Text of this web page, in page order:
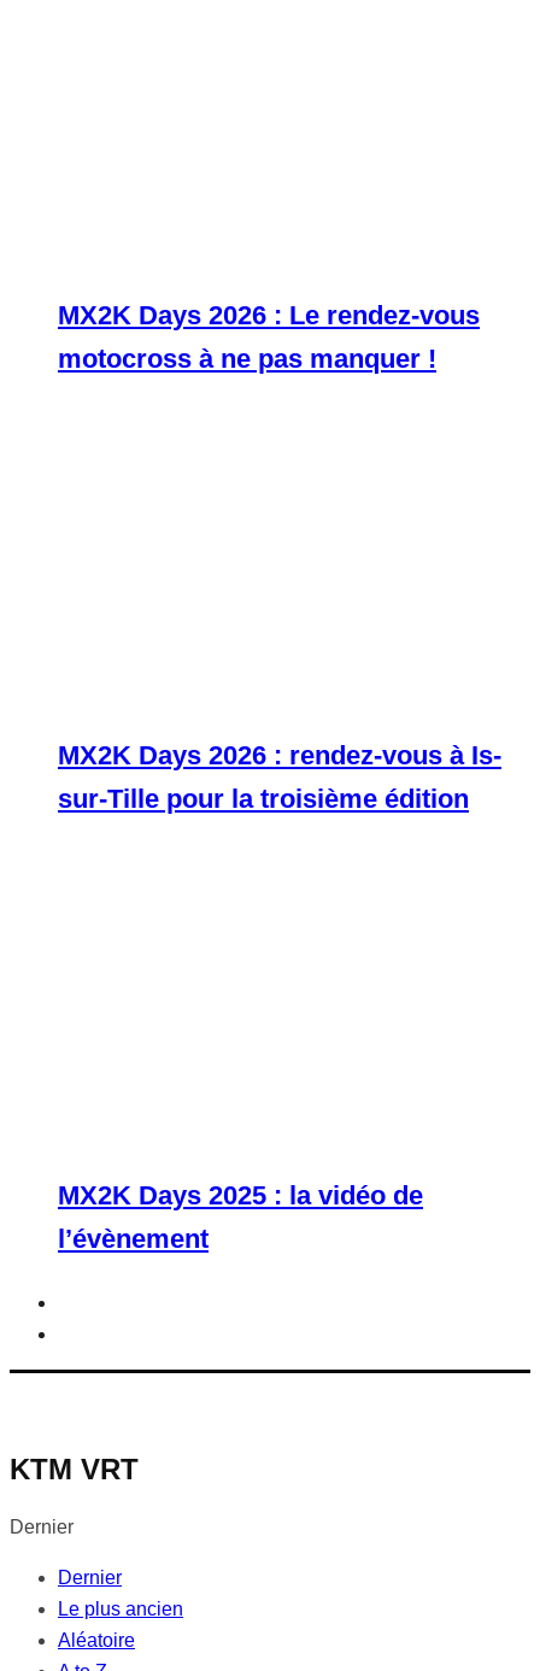
MX2K Days 2026 : Le rendez-vous
motocross à ne pas manquer !
MX2K Days 2026 : rendez-vous à Is-
sur-Tille pour la troisième édition
MX2K Days 2025 : la vidéo de
l’évènement
KTM VRT
Dernier
Dernier
Le plus ancien
Aléatoire